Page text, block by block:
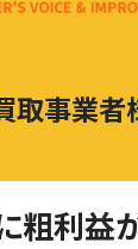
取事業者
粗利益